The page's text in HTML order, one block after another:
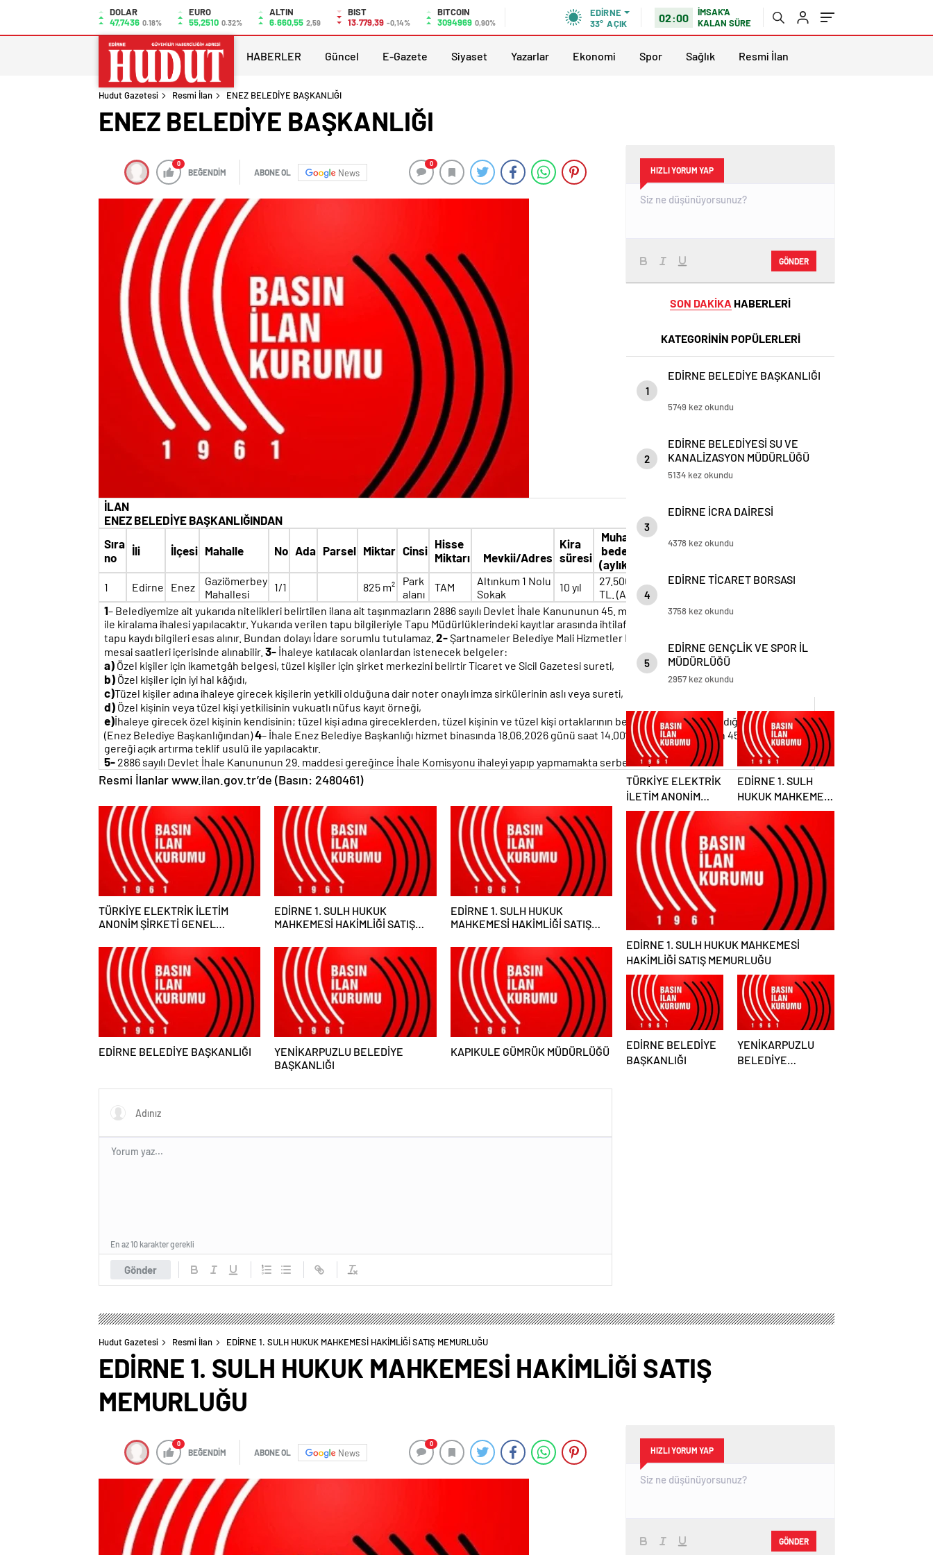
DOLAR
47,7436 0.18%
EURO
55,2510 0.32%
ALTIN
6.660,55 2,59
BIST
13.779,39 -0,14%
BITCOIN
3094969 0,90%
EDIRNE
33° AÇIK 02:00
İMSAK'A
KALAN SÜRE
HABERLER Güncel E-Gazete Siyaset Yazarlar Ekonomi Spor Sağlık Resmi İlan
Hudut Gazetesi Resmi İlan ENEZ BELEDİYE BAŞKANLIĞI
ENEZ BELEDİYE BAŞKANLIĞI
0
BEĞENDİM ABONE OL News
0
İLAN
ENEZ BELEDİYE BAŞKANLIĞINDAN
Sıra
no
İli İlçesi Mahalle No Ada Parsel Miktar Cinsi Hisse
Miktarı
Mevkii/Adres
Kira
süresi
Muhammen
bedeli
(aylık/yıllık)
Geçici
İhale
1 Edirne Enez
Gaziömerbey
Mahallesi
1/1 825 m²
Park
alanı
TAM
Altınkum 1 Nolu
Sokak
10 yıl
27.500,00
TL. (Aylık)
99.000,00 18.06.2026 14.00
1– Belediyemize ait yukarıda nitelikleri belirtilen ilana ait taşınmazların 2886 sayılı Devlet İhale Kanununun 45. maddesi gereği “açık artırma teklif usulü”
ile kiralama ihalesi yapılacaktır. Yukarıda verilen tapu bilgileriyle Tapu Müdürlüklerindeki kayıtlar arasında ihtilaf olması halinde Tapu Müdürlüklerindeki
tapu kaydı bilgileri esas alınır. Bundan dolayı İdare sorumlu tutulamaz. 2-Şartnameler Belediye Mali Hizmetler Müdürlüğünden ihale tarihine kadar
mesai saatleri içerisinde alınabilir. 3- İhaleye katılacak olanlardan istenecek belgeler:
a) Özel kişiler için ikametgâh belgesi, tüzel kişiler için şirket merkezini belirtir Ticaret ve Sicil Gazetesi sureti,
b) Özel kişiler için iyi hal kâğıdı,
c)Tüzel kişiler adına ihaleye girecek kişilerin yetkili olduğuna dair noter onaylı imza sirkülerinin aslı veya sureti,
d) Özel kişinin veya tüzel kişi yetkilisinin vukuatlı nüfus kayıt örneği,
e)İhaleye girecek özel kişinin kendisinin; tüzel kişi adına gireceklerden, tüzel kişinin ve tüzel kişi ortaklarının belediyeye borcu olmadığına dair belge.
(Enez Belediye Başkanlığından)4– İhale Enez Belediye Başkanlığı hizmet binasında 18.06.2026 günü saat 14.00’te 2886 sayılı yasanın 45. maddesi
gereği açık artırma teklif usulü ile yapılacaktır.
5- 2886 sayılı Devlet İhale Kanununun 29. maddesi gereğince İhale Komisyonu ihaleyi yapıp yapmamakta serbesttir.
Resmi İlanlar www.ilan.gov.tr’de (Basın: 2480461)
TÜRKİYE ELEKTRİK İLETİM
ANONİM ŞİRKETİ GENEL
EDİRNE 1. SULH HUKUK
MAHKEMESİ HAKİMLİĞİ SATIŞ
EDİRNE 1. SULH HUKUK
MAHKEMESİ HAKİMLİĞİ SATIŞ
EDİRNE BELEDİYE BAŞKANLIĞI
YENİKARPUZLU BELEDİYE
BAŞKANLIĞI
KAPIKULE GÜMRÜK MÜDÜRLÜĞÜ
Gönder
En az 10 karakter gerekli
HIZLI YORUM YAP
GÖNDER
SON DAKİKA HABERLERİ
KATEGORİNİN POPÜLERLERİ
1
EDİRNE BELEDİYE BAŞKANLIĞI
5749 kez okundu
2
EDİRNE BELEDİYESİ SU VE
KANALİZASYON MÜDÜRLÜĞÜ
5134 kez okundu
3
EDİRNE İCRA DAİRESİ
4378 kez okundu
4
EDİRNE TİCARET BORSASI
3758 kez okundu
5
EDİRNE GENÇLİK VE SPOR İL
MÜDÜRLÜĞÜ
2957 kez okundu
TÜRKİYE ELEKTRİK
İLETİM ANONİM
ŞİRKETİ GENEL
MÜDÜRLÜĞÜ
EDİRNE 1. SULH
HUKUK MAHKEMESİ
HAKİMLİĞİ SATIŞ
MEMURLUĞU
EDİRNE 1. SULH HUKUK MAHKEMESİ
HAKİMLİĞİ SATIŞ MEMURLUĞU
EDİRNE BELEDİYE
BAŞKANLIĞI
YENİKARPUZLU
BELEDİYE
Hudut Gazetesi Resmi İlan EDİRNE 1. SULH HUKUK MAHKEMESİ HAKİMLİĞİ SATIŞ MEMURLUĞU
EDİRNE 1. SULH HUKUK MAHKEMESİ HAKİMLİĞİ SATIŞ
MEMURLUĞU
0
BEĞENDİM ABONE OL News
0
HIZLI YORUM YAP
GÖNDER